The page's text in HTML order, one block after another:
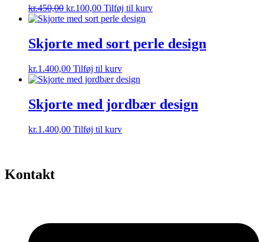
kr.450,00 Den
oprindelige
var:
kr.450,00.
kr.100,00Den
aktuelle
er:
kr.100,00.
Tilføj til kurv
Skjorte med sort perle design
kr.1.400,00 Tilføj til kurv
Skjorte med jordbær design
kr.1.400,00 Tilføj til kurv
Kontakt